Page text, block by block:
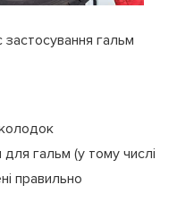
застосування гальм
гальм (у тому числі
правильно